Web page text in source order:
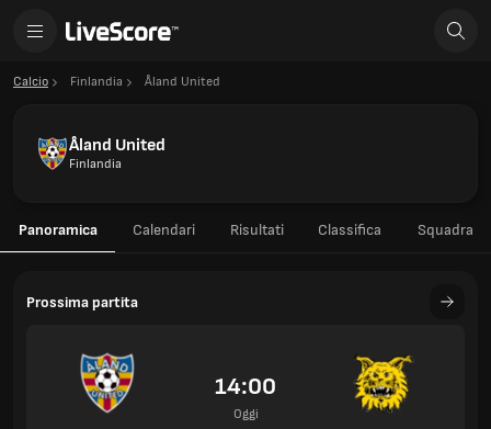
Calcio Finlandia Åland United
Åland United
Finlandia
Panoramica Calendari Risultati Classifica Squadra
Prossima partita
14:00
Oggi